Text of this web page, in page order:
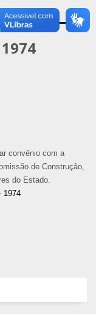
convênio com a
de Construção,
do Estado.
1974